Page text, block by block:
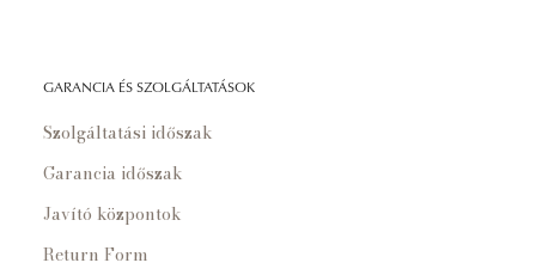
GARANCIA ÉS SZOLGÁLTATÁSOK
Szolgáltatási időszak
Garancia időszak
Javító központok
Return Form